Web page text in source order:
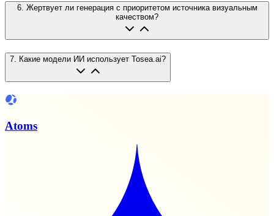
6. Жертвует ли генерация с приоритетом источника визуальным
качеством?
7 Какие модели ИИ использует Tosea.ai?
Atoms